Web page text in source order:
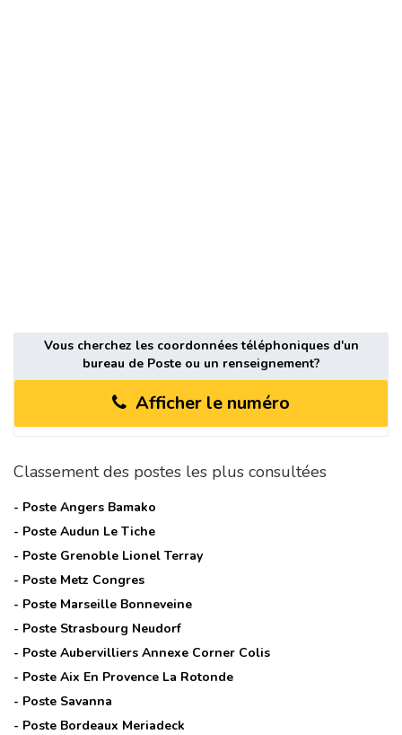
Vous cherchez les coordonnées téléphoniques d'un
bureau de Poste ou un renseignement?
Afficher le numéro
Classement des postes les plus consultées
- Poste Angers Bamako
- Poste Audun Le Tiche
- Poste Grenoble Lionel Terray
- Poste Metz Congres
- Poste Marseille Bonneveine
- Poste Strasbourg Neudorf
- Poste Aubervilliers Annexe Corner Colis
- Poste Aix En Provence La Rotonde
- Poste Savanna
- Poste Bordeaux Meriadeck